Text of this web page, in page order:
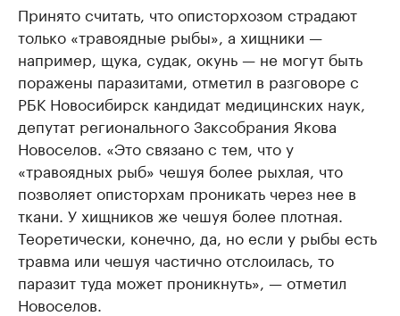
Принято считать, что описторхозом страдают
только «травоядные рыбы», а хищники —
например, щука, судак, окунь — не могут быть
поражены паразитами, отметил в разговоре с
РБК Новосибирск кандидат медицинских наук,
депутат регионального Заксобрания Якова
Новоселов. «Это связано с тем, что у
«травоядных рыб» чешуя более рыхлая, что
позволяет описторхам проникать через нее в
ткани. У хищников же чешуя более плотная.
Теоретически, конечно, да, но если у рыбы есть
травма или чешуя частично отслоилась, то
паразит туда может проникнуть», — отметил
Новоселов.